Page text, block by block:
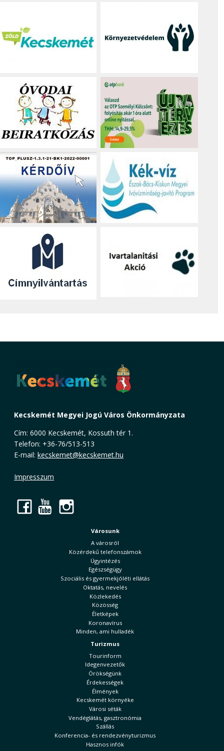
Kecskemét Megyei Jogú Város Önkormányzata
Cím: 6000 Kecskemét, Kossuth tér 1.
Telefon: +36-76/513-513
E-mail: kecskemet@kecskemet.hu
Impresszum
Facebook
YouTube
Városunk
A városról
Közérdekű telefonszámok
Ügyintézés
Egészségügy
Szociális és gyermekjóléti ellátás
Oktatás, nevelés
Közlekedés
Közösség
Életképek
Koronavírus
Minden, ami hulladék
Turizmus
Tourinform
Idegenvezetők
Örökségünk
Érdekességek
Élmények
Kecskemét környéke
Városi séták
Vendéglátás, gasztronómia
Szállás
Konferencia- és rendezvényturizmus
Hasznos infók